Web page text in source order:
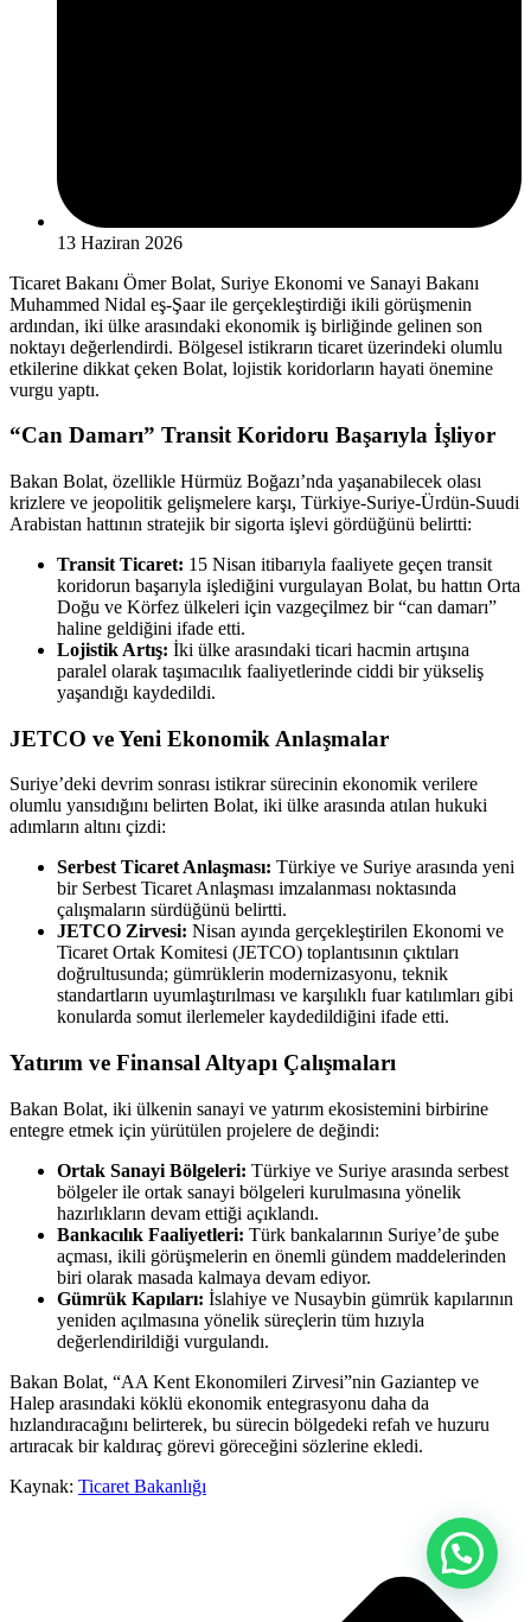
13 Haziran 2026
Ticaret Bakanı Ömer Bolat, Suriye Ekonomi ve Sanayi Bakanı
Muhammed Nidal eş-Şaar ile gerçekleştirdiği ikili görüşmenin
ardından, iki ülke arasındaki ekonomik iş birliğinde gelinen son
noktayı değerlendirdi. Bölgesel istikrarın ticaret üzerindeki olumlu
etkilerine dikkat çeken Bolat, lojistik koridorların hayati önemine
vurgu yaptı.
“Can Damarı” Transit Koridoru Başarıyla İşliyor
Bakan Bolat, özellikle Hürmüz Boğazı’nda yaşanabilecek olası
krizlere ve jeopolitik gelişmelere karşı, Türkiye-Suriye-Ürdün-Suudi
Arabistan hattının stratejik bir sigorta işlevi gördüğünü belirtti:
Transit Ticaret: 15 Nisan itibarıyla faaliyete geçen transit
koridorun başarıyla işlediğini vurgulayan Bolat, bu hattın Orta
Doğu ve Körfez ülkeleri için vazgeçilmez bir “can damarı”
haline geldiğini ifade etti.
Lojistik Artış: İki ülke arasındaki ticari hacmin artışına
paralel olarak taşımacılık faaliyetlerinde ciddi bir yükseliş
yaşandığı kaydedildi.
JETCO ve Yeni Ekonomik Anlaşmalar
Suriye’deki devrim sonrası istikrar sürecinin ekonomik verilere
olumlu yansıdığını belirten Bolat, iki ülke arasında atılan hukuki
adımların altını çizdi:
Serbest Ticaret Anlaşması: Türkiye ve Suriye arasında yeni
bir Serbest Ticaret Anlaşması imzalanması noktasında
çalışmaların sürdüğünü belirtti.
JETCO Zirvesi: Nisan ayında gerçekleştirilen Ekonomi ve
Ticaret Ortak Komitesi (JETCO) toplantısının çıktıları
doğrultusunda; gümrüklerin modernizasyonu, teknik
standartların uyumlaştırılması ve karşılıklı fuar katılımları gibi
konularda somut ilerlemeler kaydedildiğini ifade etti.
Yatırım ve Finansal Altyapı Çalışmaları
Bakan Bolat, iki ülkenin sanayi ve yatırım ekosistemini birbirine
entegre etmek için yürütülen projelere de değindi:
Ortak Sanayi Bölgeleri: Türkiye ve Suriye arasında serbest
bölgeler ile ortak sanayi bölgeleri kurulmasına yönelik
hazırlıkların devam ettiği açıklandı.
Bankacılık Faaliyetleri: Türk bankalarının Suriye’de şube
açması, ikili görüşmelerin en önemli gündem maddelerinden
biri olarak masada kalmaya devam ediyor.
Gümrük Kapıları: İslahiye ve Nusaybin gümrük kapılarının
yeniden açılmasına yönelik süreçlerin tüm hızıyla
değerlendirildiği vurgulandı.
Bakan Bolat, “AA Kent Ekonomileri Zirvesi”nin Gaziantep ve
Halep arasındaki köklü ekonomik entegrasyonu daha da
hızlandıracağını belirterek, bu sürecin bölgedeki refah ve huzuru
artıracak bir kaldıraç görevi göreceğini sözlerine ekledi.
Kaynak: Ticaret Bakanlığı